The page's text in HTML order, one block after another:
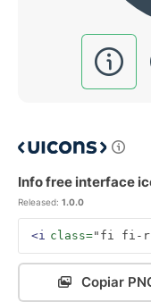
Info free interface
Released: 1.0.0
<i class="fi fi-
Copiar